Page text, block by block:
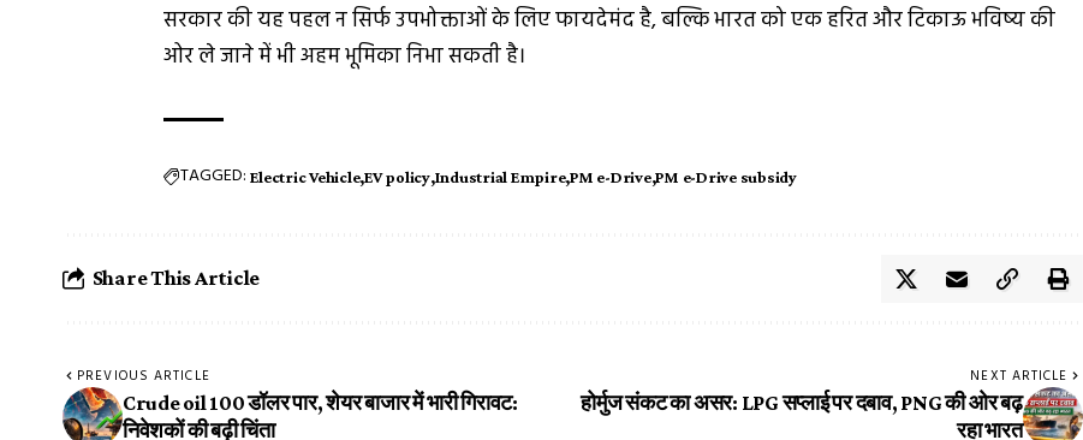
सरकार की यह पहल न सिर्फ उपभोक्ताओं के लिए फायदेमंद है, बल्कि भारत को एक हरित और टिकाऊ भविष्य की
ओर ले जाने में भी अहम भूमिका निभा सकती है।
TAGGED: Electric Vehicle EV policy Industrial Empire PM e-Drive PM e-Drive subsidy
Share This Article
PREVIOUS ARTICLE
Crude oil 100 डॉलर पार, शेयर बाजार में भारी गिरावट:
निवेशकों की बढ़ी चिंता
NEXT ARTICLE
होर्मुज संकट का असर: LPG सप्लाई पर दबाव, PNG की ओर बढ़
रहा भारत